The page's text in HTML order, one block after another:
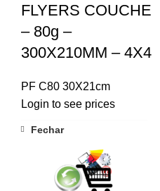
FLYERS COUCHE
– 80g –
300X210MM – 4X4
PF C80 30X21cm
Login to see prices
Fechar